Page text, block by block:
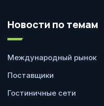
Новости по темам
Международный рынок
Поставщики
Гостиничные сети